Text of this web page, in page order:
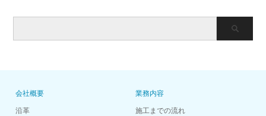
会社概要
沿革
業務内容
施工までの流れ